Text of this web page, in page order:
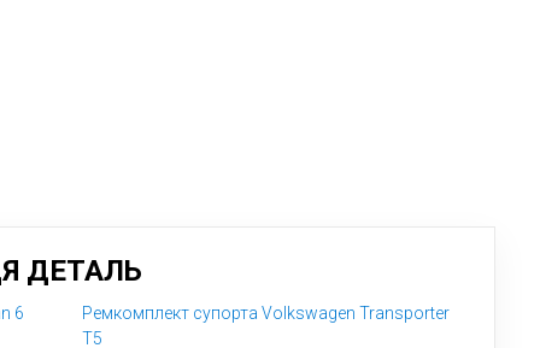
ДЕТАЛЬ
6
Ремкомплект супорта Volkswagen Transporter
T5